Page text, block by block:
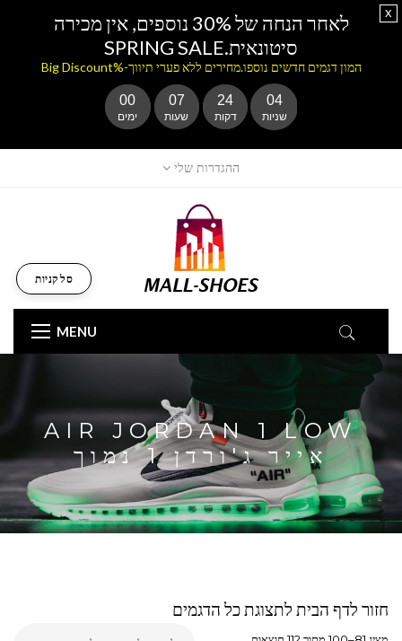
ההגדרות שלי
MENU
סל קניות
AIR JORDAN 1 LOW
אייר ג'ורדן 1 נמוך
חזור לדף הבית לתצוגת כל הדגמים
לאחר הנחה של 30% נוספים, אין מכירה
סיטונאית.SPRING SALE
המון דגמים חדשים נוספו.מחירים ללא פערי תיווך-%Big Discount
00
ימים
07
שעות
24
דקות
02
שניות
x